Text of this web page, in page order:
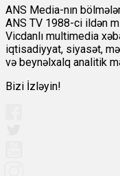
ANS Media-nın
ANS TV 1988-ci ildən
Vicdanlı multimedia
iqtisadiyyat, siyasət,
və beynəlxalq analitik
Bizi İzləyin!